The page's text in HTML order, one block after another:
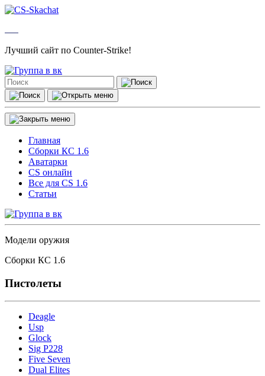
Лучший сайт по Counter-Strike!
Главная
Сборки КС 1.6
Аватарки
CS онлайн
Все для CS 1.6
Статьи
Модели оружия
Сборки КС 1.6
Пистолеты
Deagle
Usp
Glock
Sig P228
Five Seven
Dual Elites